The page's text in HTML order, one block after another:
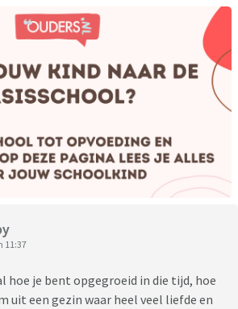
11:37
hoe je bent opgegroeid in die tijd, hoe
uit een gezin waar heel veel liefde en